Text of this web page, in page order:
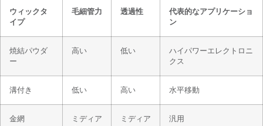
ウィックタ
イプ
毛細管力 透過性
代表的なアプリケーショ
ン
焼結パウダ
ー
高い 低い
ハイパワーエレクトロニ
クス
溝付き 低い 高い 水平移動
金網
ミディア
ミディア
汎用